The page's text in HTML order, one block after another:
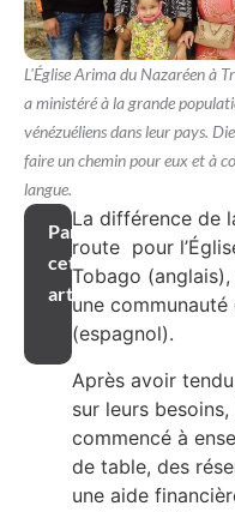
L'Église Arima du Nazaréen à
a ministéré à la grande
vénézuéliens dans leur pays.
faire un chemin pour eux et à
langue.
Partager
cet
article
La différence de
route pour
Tobago
une
(espagnol).
Après avoir
sur leurs
commencé à
de table, des
une aide